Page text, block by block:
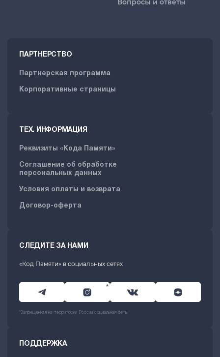
Вопросы и ответы
ПАРТНЕРСТВО
Партнерская программа
Корпоративные страницы
ТЕХ. ИНФОРМАЦИЯ
Реквизиты «Кода Памяти»
Соглашение об обработке
персональных данных
Условия оплаты и возврата
Договор-оферта
СЛЕДИТЕ ЗА НАМИ
«Код Памяти» в социальных сетях
*
*Запрещенная на территории России социальная сеть
ПОДДЕРЖКА